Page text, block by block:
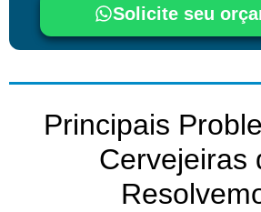
Solicite seu
Principais
Cervejeiras